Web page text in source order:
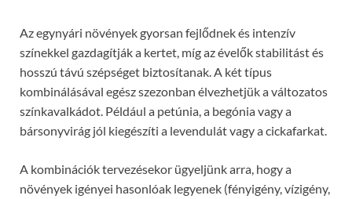
Az egynyári növények gyorsan fejlődnek és intenzív
színekkel gazdagítják a kertet, míg az évelők stabilitást és
hosszú távú szépséget biztosítanak. A két típus
kombinálásával egész szezonban élvezhetjük a változatos
színkavalkádot. Például a petúnia, a begónia vagy a
bársonyvirág jól kiegészíti a levendulát vagy a cickafarkat.
A kombinációk tervezésekor ügyeljünk arra, hogy a
növények igényei hasonlóak legyenek (fényigény, vízigény,